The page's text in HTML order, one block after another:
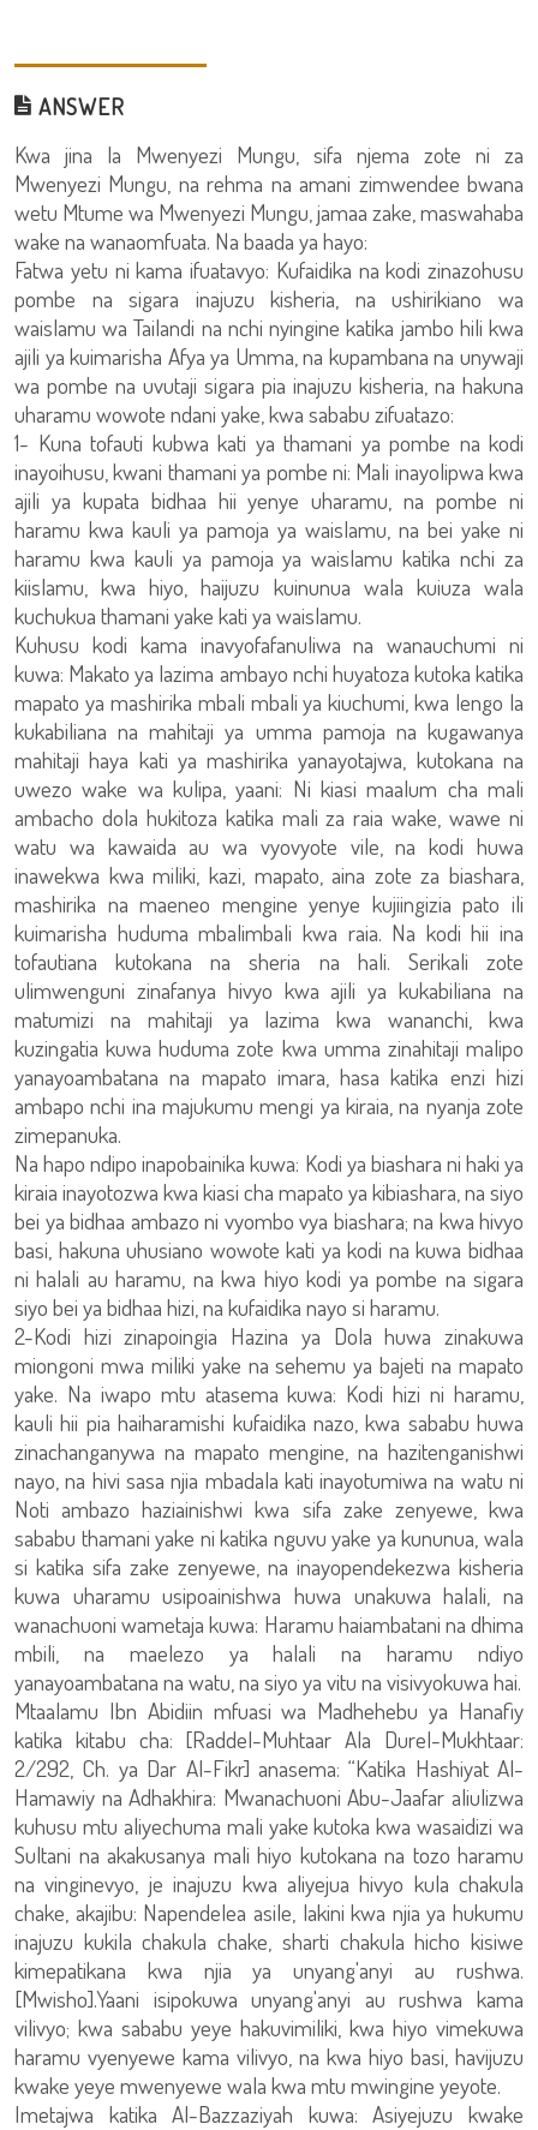
ANSWER
Kwa jina la Mwenyezi Mungu, sifa njema zote ni za
Mwenyezi Mungu, na rehma na amani zimwendee bwana
wetu Mtume wa Mwenyezi Mungu, jamaa zake, maswahaba
wake na wanaomfuata. Na baada ya hayo:
Fatwa yetu ni kama ifuatavyo: Kufaidika na kodi zinazohusu
pombe na sigara inajuzu kisheria, na ushirikiano wa
waislamu wa Tailandi na nchi nyingine katika jambo hili kwa
ajili ya kuimarisha Afya ya Umma, na kupambana na unywaji
wa pombe na uvutaji sigara pia inajuzu kisheria, na hakuna
uharamu wowote ndani yake, kwa sababu zifuatazo:
1- Kuna tofauti kubwa kati ya thamani ya pombe na kodi
inayoihusu, kwani thamani ya pombe ni: Mali inayolipwa kwa
ajili ya kupata bidhaa hii yenye uharamu, na pombe ni
haramu kwa kauli ya pamoja ya waislamu, na bei yake ni
haramu kwa kauli ya pamoja ya waislamu katika nchi za
kiislamu, kwa hiyo, haijuzu kuinunua wala kuiuza wala
kuchukua thamani yake kati ya waislamu.
Kuhusu kodi kama inavyofafanuliwa na wanauchumi ni
kuwa: Makato ya lazima ambayo nchi huyatoza kutoka katika
mapato ya mashirika mbali mbali ya kiuchumi, kwa lengo la
kukabiliana na mahitaji ya umma pamoja na kugawanya
mahitaji haya kati ya mashirika yanayotajwa, kutokana na
uwezo wake wa kulipa, yaani: Ni kiasi maalum cha mali
ambacho dola hukitoza katika mali za raia wake, wawe ni
watu wa kawaida au wa vyovyote vile, na kodi huwa
inawekwa kwa miliki, kazi, mapato, aina zote za biashara,
mashirika na maeneo mengine yenye kujiingizia pato ili
kuimarisha huduma mbalimbali kwa raia. Na kodi hii ina
tofautiana kutokana na sheria na hali. Serikali zote
ulimwenguni zinafanya hivyo kwa ajili ya kukabiliana na
matumizi na mahitaji ya lazima kwa wananchi, kwa
kuzingatia kuwa huduma zote kwa umma zinahitaji malipo
yanayoambatana na mapato imara, hasa katika enzi hizi
ambapo nchi ina majukumu mengi ya kiraia, na nyanja zote
zimepanuka.
Na hapo ndipo inapobainika kuwa: Kodi ya biashara ni haki ya
kiraia inayotozwa kwa kiasi cha mapato ya kibiashara, na siyo
bei ya bidhaa ambazo ni vyombo vya biashara; na kwa hivyo
basi, hakuna uhusiano wowote kati ya kodi na kuwa bidhaa
ni halali au haramu, na kwa hiyo kodi ya pombe na sigara
siyo bei ya bidhaa hizi, na kufaidika nayo si haramu.
2-Kodi hizi zinapoingia Hazina ya Dola huwa zinakuwa
miongoni mwa miliki yake na sehemu ya bajeti na mapato
yake. Na iwapo mtu atasema kuwa: Kodi hizi ni haramu,
kauli hii pia haiharamishi kufaidika nazo, kwa sababu huwa
zinachanganywa na mapato mengine, na hazitenganishwi
nayo, na hivi sasa njia mbadala kati inayotumiwa na watu ni
Noti ambazo haziainishwi kwa sifa zake zenyewe, kwa
sababu thamani yake ni katika nguvu yake ya kununua, wala
si katika sifa zake zenyewe, na inayopendekezwa kisheria
kuwa uharamu usipoainishwa huwa unakuwa halali, na
wanachuoni wametaja kuwa: Haramu haiambatani na dhima
mbili, na maelezo ya halali na haramu ndiyo
yanayoambatana na watu, na siyo ya vitu na visivyokuwa hai.
Mtaalamu Ibn Abidiin mfuasi wa Madhehebu ya Hanafiy
katika kitabu cha: [Raddel-Muhtaar Ala Durel-Mukhtaar:
2/292, Ch. ya Dar Al-Fikr] anasema: “Katika Hashiyat Al-
Hamawiy na Adhakhira: Mwanachuoni Abu-Jaafar aliulizwa
kuhusu mtu aliyechuma mali yake kutoka kwa wasaidizi wa
Sultani na akakusanya mali hiyo kutokana na tozo haramu
na vinginevyo, je inajuzu kwa aliyejua hivyo kula chakula
chake, akajibu: Napendelea asile, lakini kwa njia ya hukumu
inajuzu kukila chakula chake, sharti chakula hicho kisiwe
kimepatikana kwa njia ya unyang'anyi au rushwa.
[Mwisho].Yaani isipokuwa unyang'anyi au rushwa kama
vilivyo; kwa sababu yeye hakuvimiliki, kwa hiyo vimekuwa
haramu vyenyewe kama vilivyo, na kwa hiyo basi, havijuzu
kwake yeye mwenyewe wala kwa mtu mwingine yeyote.
Imetajwa katika Al-Bazzaziyah kuwa: Asiyejuzu kwake